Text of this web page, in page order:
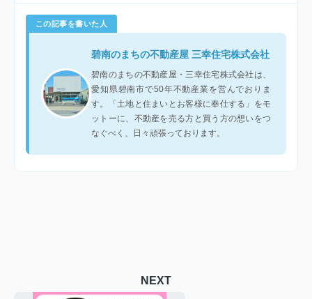
この記事を書いた人
碧南のまちの不動産屋 三幸住宅株式会社
碧南のまちの不動産屋・三幸住宅株式会社は、
愛知県碧南市で50年不動産業を営んでおりま
す。「土地と住まいとお客様に奉仕する」をモ
ットーに、不動産を売る方と買う方の想いをつ
なぐべく、日々頑張っております。
NEXT